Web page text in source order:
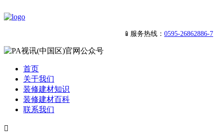
📱服务热线： 0595-26862886-7
首页
关于我们
装修建材知识
装修建材百科
联系我们
